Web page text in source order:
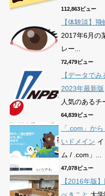
112,863ビュー
【体験談】
2017年6月の
レー...
72,479ビュー
【データで
2023年最新版
人気のあるチ
64,839ビュー
「.com」か
いドメイン
ム / .com」...
47,078ビュー
【2016年版
べきこと 大